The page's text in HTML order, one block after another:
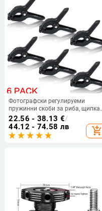
Фотографски регулируеми
пружинни скоби за риба, щипка
за стойка за фон на фото кабина
Фиксиран фон Муселин и зелен
екран
22.56 - 38.13 €/
44.12 - 74.58 лв
add_shopping_cart